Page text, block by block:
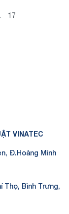
17
VINATEC
Đ.Hoàng Minh
Thọ, Bình Trưng,